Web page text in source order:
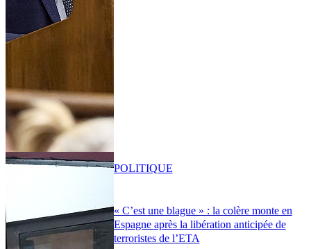
« C’est une blague » : la colère monte en
Espagne après la libération anticipée de
terroristes de l’ETA
POLITIQUE